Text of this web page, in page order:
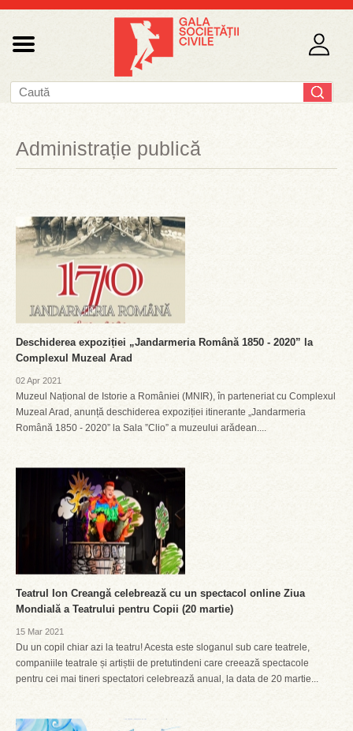
Administrație publică
Deschiderea expoziției „Jandarmeria Română 1850 - 2020” la
Complexul Muzeal Arad
02 Apr 2021
Muzeul Național de Istorie a României (MNIR), în parteneriat cu Complexul
Muzeal Arad, anunță deschiderea expoziției itinerante „Jandarmeria
Română 1850 - 2020” la Sala ”Clio” a muzeului arădean....
Teatrul Ion Creangă celebrează cu un spectacol online Ziua
Mondială a Teatrului pentru Copii (20 martie)
15 Mar 2021
Du un copil chiar azi la teatru! Acesta este sloganul sub care teatrele,
companiile teatrale și artiștii de pretutindeni care creează spectacole
pentru cei mai tineri spectatori celebrează anual, la data de 20 martie...